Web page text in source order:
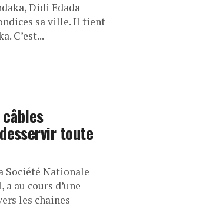
Didi Edada
sa ville. Il tient
C’est...
toute
Société Nationale
au cours d’une
les chaines